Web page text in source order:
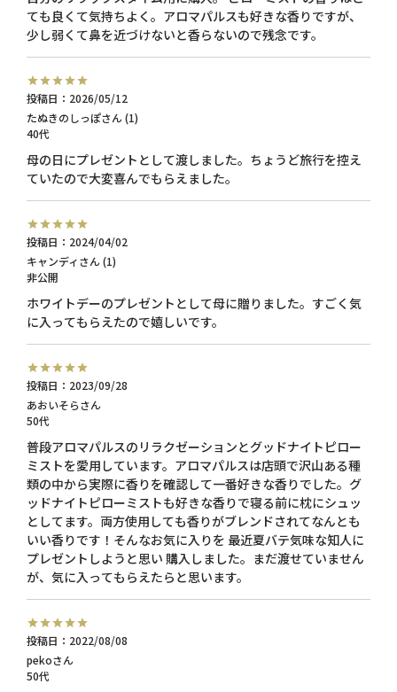
ても良くて気持ちよく。アロマパルスも好きな香りですが、
たぬきのしっぽ
1
40代
投稿日 2026/05/12
母の日にプレゼントとして渡しました。ちょうど旅行を控え
ていたので大変喜んでもらえました。
キャンディ
1
非公開
投稿日 2024/04/02
ホワイトデーのプレゼントとして母に贈りました。すごく気
に入ってもらえたので嬉しいです。
あおいそら
50代
投稿日 2023/09/28
普段アロマパルスのリラクゼーションとグッドナイトピロー
ミストを愛用しています。アロマパルスは店頭で沢山ある種
類の中から実際に香りを確認して一番好きな香りでした。グ
ッドナイトピローミストも好きな香りで寝る前に枕にシュッ
としてます。両方使用しても香りがブレンドされてなんとも
いい香りです！そんなお気に入りを 最近夏バテ気味な知人に
プレゼントしようと思い 購入しました。まだ渡せていません
が、気に入ってもらえたらと思います。
peko
50代
投稿日 2022/08/08